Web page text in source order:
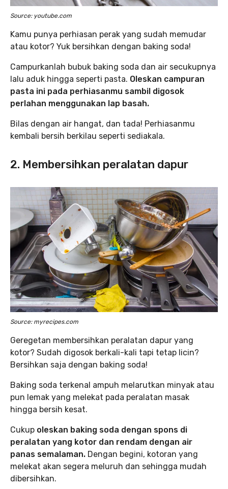
Source: youtube.com
Kamu punya perhiasan perak yang sudah memudar
atau kotor? Yuk bersihkan dengan baking soda!
Campurkanlah bubuk baking soda dan air secukupnya
lalu aduk hingga seperti pasta. Oleskan campuran
pasta ini pada perhiasanmu sambil digosok
perlahan menggunakan lap basah.
Bilas dengan air hangat, dan tada! Perhiasanmu
kembali bersih berkilau seperti sediakala.
2. Membersihkan peralatan dapur
Source: myrecipes.com
Geregetan membersihkan peralatan dapur yang
kotor? Sudah digosok berkali-kali tapi tetap licin?
Bersihkan saja dengan baking soda!
Baking soda terkenal ampuh melarutkan minyak atau
pun lemak yang melekat pada peralatan masak
hingga bersih kesat.
Cukup oleskan baking soda dengan spons di
peralatan yang kotor dan rendam dengan air
panas semalaman. Dengan begini, kotoran yang
melekat akan segera meluruh dan sehingga mudah
dibersihkan.